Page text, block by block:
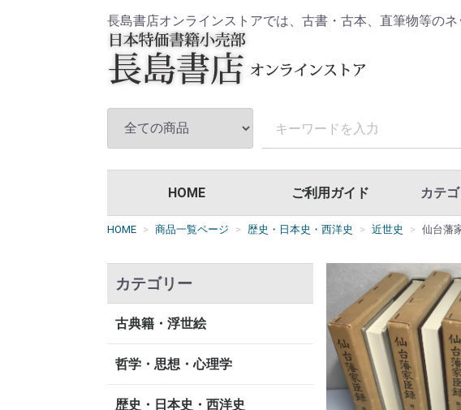
長島書店オンラインストアでは、古書・古本、直筆物等の
HOME ご利用ガイド カテ
古典籍・
哲学・思
歴史・日
仏教・宗
書道・書
漢方・鍼
専門書・
漫画・原
商品一覧
HOME 商品一覧ページ 歴史・日本史・西洋史 近世史 仙台藩
カテゴリー
古典籍・浮世絵
哲学・思想・心理学
歴史・日本史・西洋史